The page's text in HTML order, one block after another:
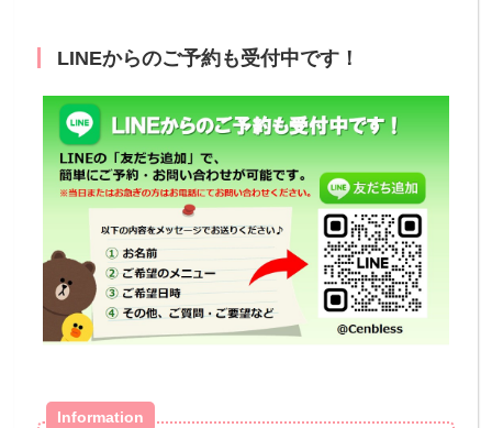
LINEからのご予約も受付中です！
Information